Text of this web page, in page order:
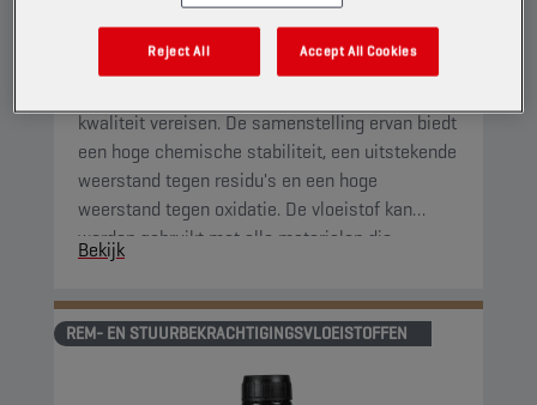
5038
Synthetische remvloeistof bedoeld voor
kwaliteit vereisen. De samenstelling ervan biedt
een hoge chemische stabiliteit, een uitstekende
weerstand tegen residu's en een hoge
weerstand tegen oxidatie. De vloeistof kan
worden gebruikt met alle materialen die
normaal gesproken worden gebruikt in
remsystemen.
Bekijk
REM- EN STUURBEKRACHTIGINGSVLOEISTOFFEN
Reject All Accept All Cookies